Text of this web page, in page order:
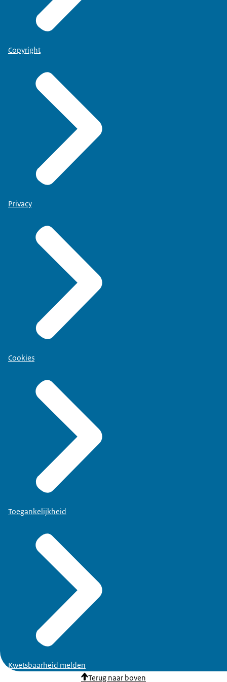
Copyright
Privacy
Cookies
Toegankelijkheid
Kwetsbaarheid melden
Terug naar boven